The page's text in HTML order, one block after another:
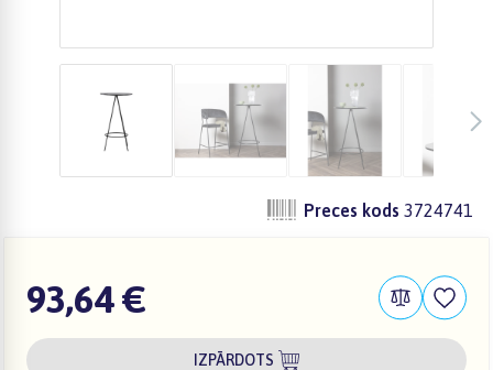
Preces kods 3724741
93,64 €
IZPĀRDOTS